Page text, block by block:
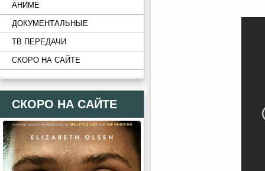
АНИМЕ
ДОКУМЕНТАЛЬНЫЕ
ТВ ПЕРЕДАЧИ
СКОРО НА САЙТЕ
СКОРО НА САЙТЕ